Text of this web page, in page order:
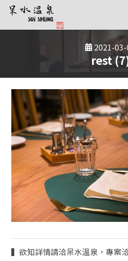
2021-
rest
▍欲知詳情請洽呆水溫泉，專案